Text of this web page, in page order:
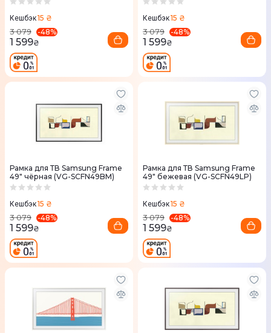
Кешбэк15 ₴
3 079
-48%
1 599₴
Кешбэк15 ₴
3 079
-48%
1 599₴
Рамка для ТВ Samsung Frame
49" чёрная (VG-SCFN49BM)
Кешбэк15 ₴
3 079
-48%
1 599₴
Рамка для ТВ Samsung Frame
49" бежевая (VG-SCFN49LP)
Кешбэк15 ₴
3 079
-48%
1 599₴